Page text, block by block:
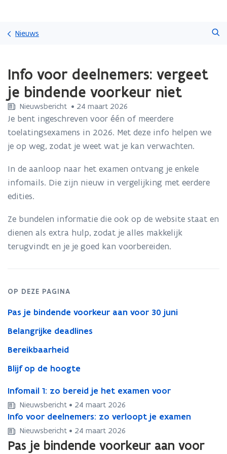
gaan
Nieuws
met
laden.
bevindt
zich
op:
Info
voor
vergeet
bindende
voorkeur
Info voor deelnemers: vergeet
je bindende voorkeur niet
Nieuwsbericht • 24 maart 2026
Je bent ingeschreven voor één of meerdere
toelatingsexamens in 2026. Met deze info helpen we
je op weg, zodat je weet wat je kan verwachten.
In de aanloop naar het examen ontvang je enkele
infomails. Die zijn nieuw in vergelijking met eerdere
edities.
Ze bundelen informatie die ook op de website staat en
dienen als extra hulp, zodat je alles makkelijk
terugvindt en je je goed kan voorbereiden.
OP DEZE PAGINA
Pas je bindende voorkeur aan voor 30 juni
Belangrijke deadlines
Bereikbaarheid
Blijf op de hoogte
I
n
f
o
m
a
Infomail 1: zo bereid je het examen voor
I
n
f
o
m
a
Nieuwsbericht • 24 maart 2026
I
n
f
o
Info voor deelnemers: zo verloopt je examen
I
n
f
o
Nieuwsbericht • 24 maart 2026
Pas je bindende voorkeur aan voor